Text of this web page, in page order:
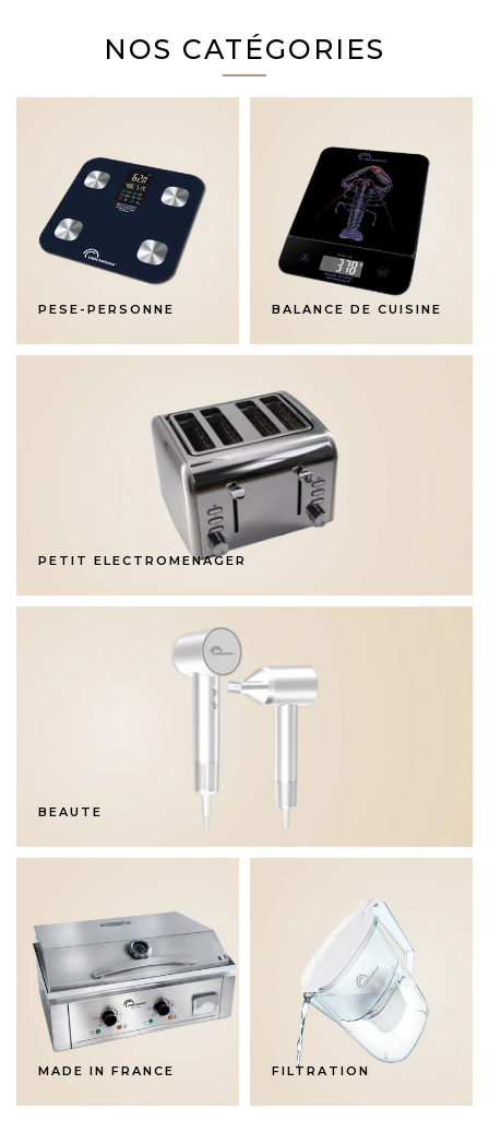
NOS CATÉGORIES
PESE-PERSONNE BALANCE DE CUISINE
PETIT ELECTROMENAGER
BEAUTE
MADE IN FRANCE FILTRATION